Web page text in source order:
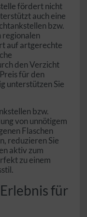
fördert nicht
auch eine
bzw.
auf artgerechte
den Verzicht
für den
unterstützen Sie
bzw.
von unnötigem
Flaschen
reduzieren Sie
aktiv zum
zu einem
für